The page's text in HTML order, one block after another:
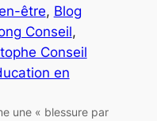
être, Blog
Conseil
Conseil
en
une « blessure par